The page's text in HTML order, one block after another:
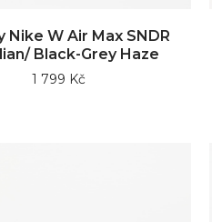
Nike W Air Max SNDR
Black-Grey Haze
1 799 Kč